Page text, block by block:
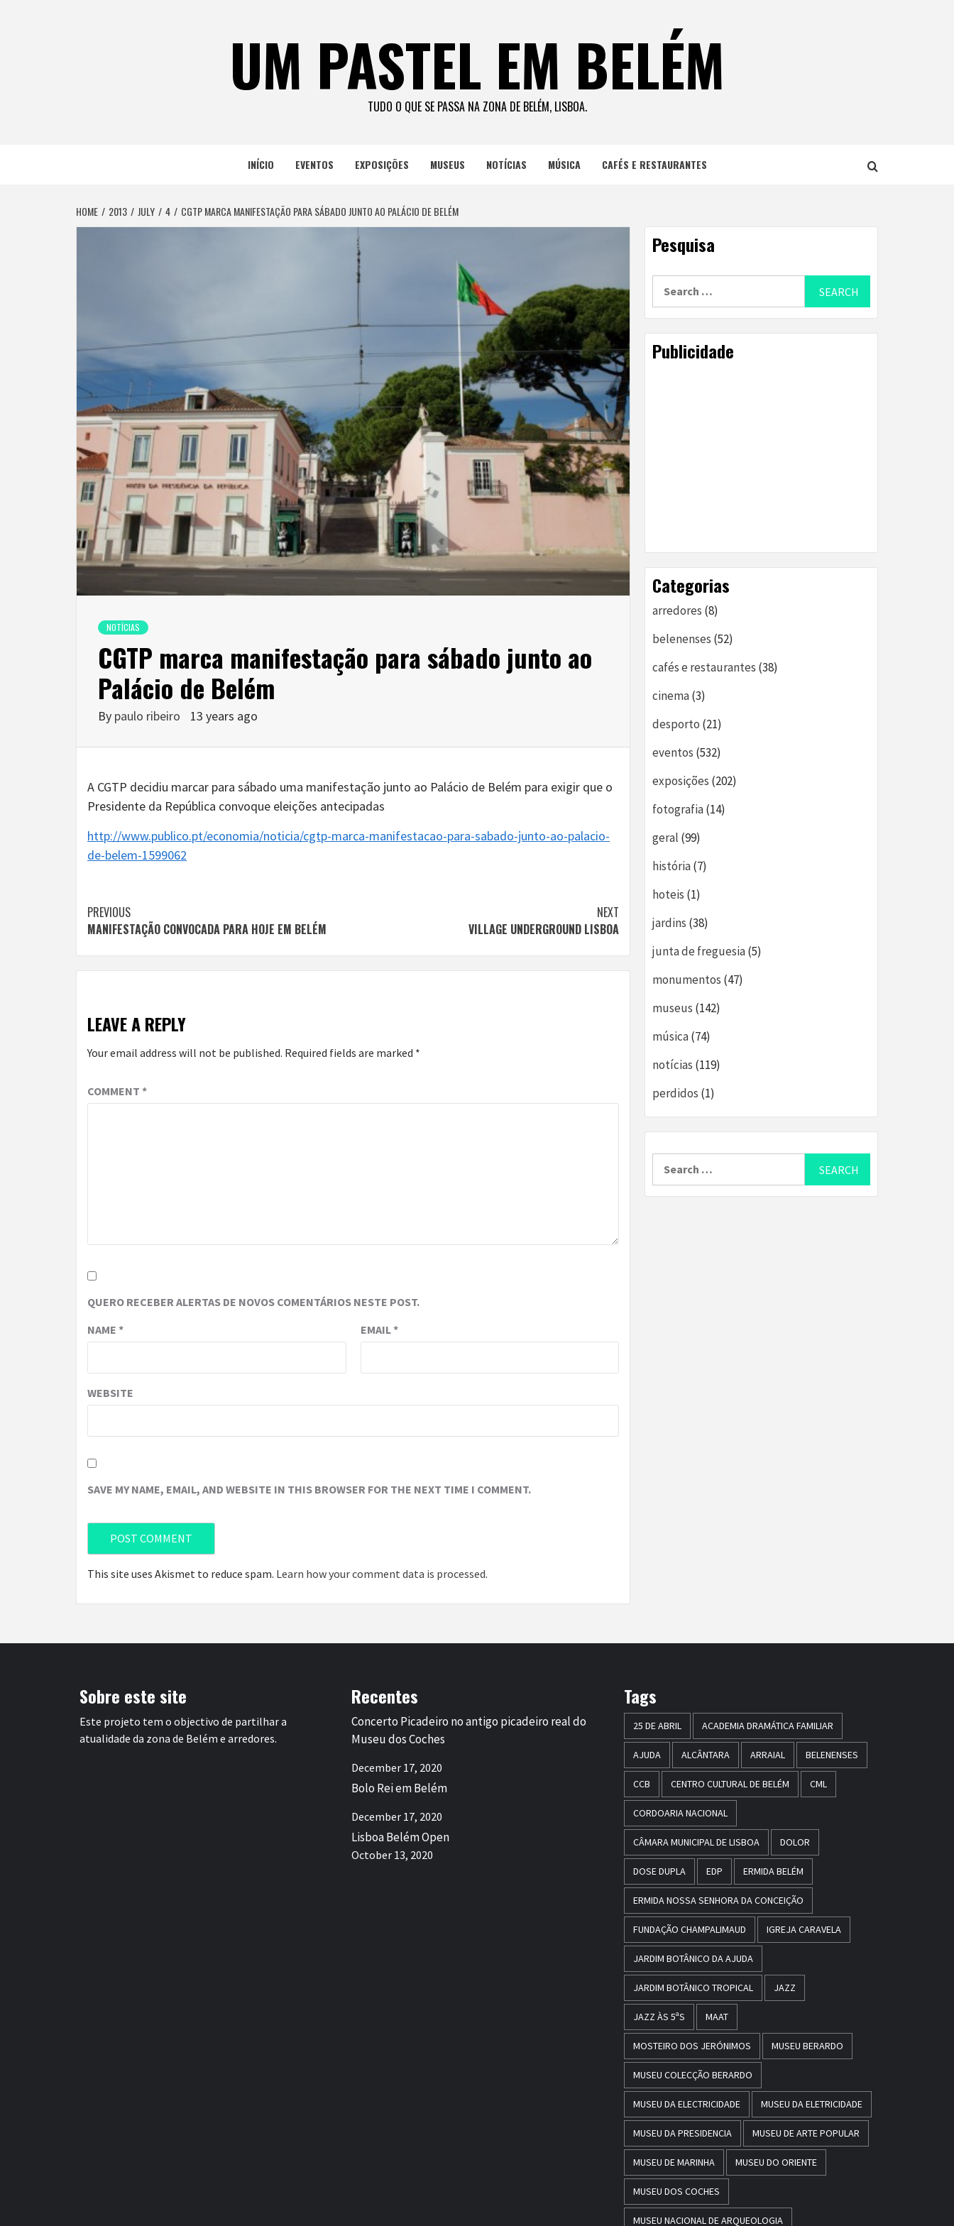
UM PASTEL EM BELÉM
TUDO O QUE SE PASSA NA ZONA DE BELÉM, LISBOA.
INÍCIO EVENTOS EXPOSIÇÕES MUSEUS NOTÍCIAS MÚSICA CAFÉS E RESTAURANTES
HOME 2013 JULY 4 CGTP MARCA MANIFESTAÇÃO PARA SÁBADO JUNTO AO PALÁCIO DE BELÉM
NOTÍCIAS
CGTP marca manifestação para sábado junto ao
Palácio de Belém
By paulo ribeiro 13 years ago
A CGTP decidiu marcar para sábado uma manifestação junto ao Palácio de Belém para exigir que o
Presidente da República convoque eleições antecipadas
http://www.publico.pt/economia/noticia/cgtp-marca-manifestacao-para-sabado-junto-ao-palacio-
de-belem-1599062
Continue
Reading
PREVIOUS
MANIFESTAÇÃO CONVOCADA PARA HOJE EM BELÉM
NEXT
VILLAGE UNDERGROUND LISBOA
LEAVE A REPLY
Your email address will not be published. Required fields are marked *
COMMENT *
QUERO RECEBER ALERTAS DE NOVOS COMENTÁRIOS NESTE POST.
NAME * EMAIL*
WEBSITE
SAVE MY NAME, EMAIL, AND WEBSITE IN THIS BROWSER FOR THE NEXT TIME I COMMENT.
This site uses Akismet to reduce spam. Learn how your comment data is processed.
Pesquisa
Publicidade
Categorias
arredores (8)
belenenses (52)
cafés e restaurantes (38)
cinema(3)
desporto (21)
eventos (532)
exposições (202)
fotografia(14)
geral (99)
história(7)
hoteis (1)
jardins (38)
junta de freguesia(5)
monumentos (47)
museus (142)
música(74)
notícias (119)
perdidos (1)
Sobre este site
Este projeto tem o objectivo de partilhar a
atualidade da zona de Belém e arredores.
Recentes
Concerto Picadeiro no antigo picadeiro real do
Museu dos Coches
December 17, 2020
Bolo Rei em Belém
December 17, 2020
Lisboa Belém Open
October 13, 2020
Tags
25 DE ABRIL ACADEMIA DRAMÁTICA FAMILIAR
AJUDA ALCÂNTARA ARRAIAL BELENENSES
CCB CENTRO CULTURAL DE BELÉM CML
CORDOARIA NACIONAL
CÂMARA MUNICIPAL DE LISBOA DOLOR
DOSE DUPLA EDP ERMIDA BELÉM
ERMIDA NOSSA SENHORA DA CONCEIÇÃO
FUNDAÇÃO CHAMPALIMAUD IGREJA CARAVELA
JARDIM BOTÂNICO DA AJUDA
JARDIM BOTÂNICO TROPICAL JAZZ
JAZZ ÀS 5ªS MAAT
MOSTEIRO DOS JERÓNIMOS MUSEU BERARDO
MUSEU COLECÇÃO BERARDO
MUSEU DA ELECTRICIDADE MUSEU DA ELETRICIDADE
MUSEU DA PRESIDENCIA MUSEU DE ARTE POPULAR
MUSEU DE MARINHA MUSEU DO ORIENTE
MUSEU DOS COCHES
MUSEU NACIONAL DE ARQUEOLOGIA